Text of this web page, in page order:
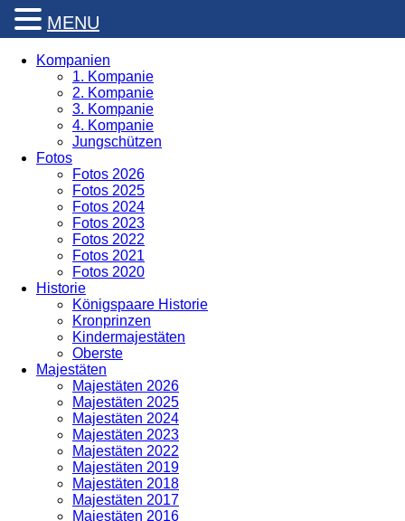
Kompanien
1. Kompanie
2. Kompanie
3. Kompanie
4. Kompanie
Jungschützen
Fotos
Fotos 2026
Fotos 2025
Fotos 2024
Fotos 2023
Fotos 2022
Fotos 2021
Fotos 2020
Historie
Königspaare Historie
Kronprinzen
Kindermajestäten
Oberste
Majestäten
Majestäten 2026
Majestäten 2025
Majestäten 2024
Majestäten 2023
Majestäten 2022
Majestäten 2019
Majestäten 2018
Majestäten 2017
Majestäten 2016
MENU